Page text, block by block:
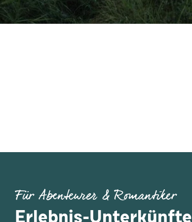
Für Abenteurer & Romantiker